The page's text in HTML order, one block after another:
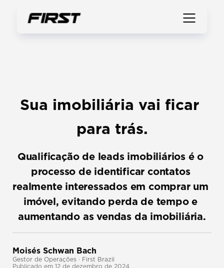
Sua imobiliária vai ficar
para trás.
Qualificação de leads imobiliários é o
processo de identificar contatos
realmente interessados em comprar um
imóvel, evitando perda de tempo e
aumentando as vendas da imobiliária.
Moisés Schwan Bach
Gestor de Operações · First Brazil
Publicado em 12 de dezembro de 2024